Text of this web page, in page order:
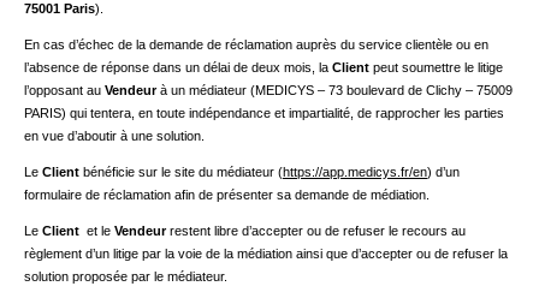
75001 Paris).
En cas d’échec de la demande de réclamation auprès du service clientèle ou en
l’absence de réponse dans un délai de deux mois, la Client peut soumettre le litige
l’opposant au Vendeurà un médiateur (MEDICYS – 73 boulevard de Clichy – 75009
PARIS) qui tentera, en toute indépendance et impartialité, de rapprocher les parties
en vue d’aboutir à une solution.
Le Client bénéficie sur le site du médiateur (https://app.medicys.fr/en) d’un
formulaire de réclamation afin de présenter sa demande de médiation.
Le Client et le Vendeurrestent libre d’accepter ou de refuser le recours au
règlement d’un litige par la voie de la médiation ainsi que d’accepter ou de refuser la
solution proposée par le médiateur.